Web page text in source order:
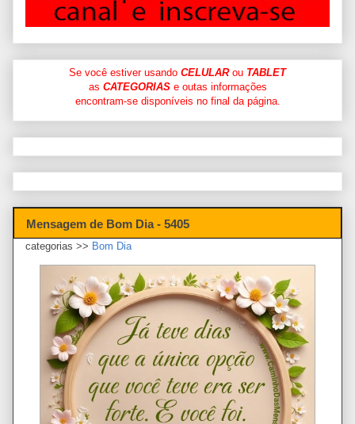
Se você estiver usando CELULARou TABLET
as CATEGORIASe outas informações
encontram-se disponíveis no final da página.
Mensagem de Bom Dia - 5405
categorias >> Bom Dia